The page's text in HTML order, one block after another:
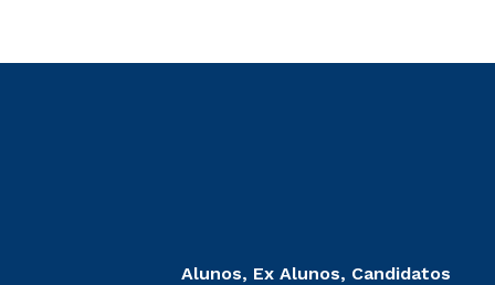
Alunos, Ex Alunos, Candidatos